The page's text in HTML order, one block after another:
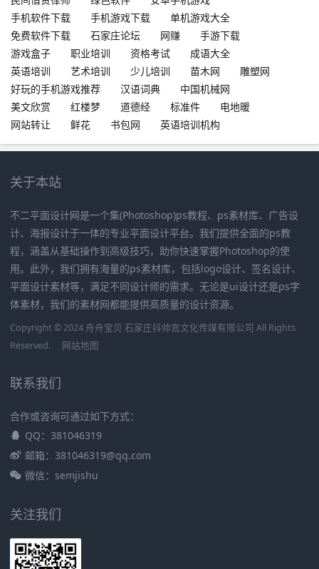
手机软件下载
手机游戏下载
单机游戏大全
免费软件下载
石家庄论坛 网赚
手游下载
游戏盒子
职业培训 资格考试
成语大全
英语培训
艺术培训 少儿培训 苗木网
雕塑网
好玩的手机游戏推荐
汉语词典
中国机械网
美文欣赏
红楼梦 道德经 标准件
电地暖
网站转让
鲜花 书包网 英语培训机构
关于本站
不二平面设计网是一个集(Photoshop)ps教程、ps素材库、广告设
计、海报设计于一体的专业平面设计平台。我们提供全面的ps教
程，涵盖从基础操作到高级技巧，助你快速掌握Photoshop的使
用。此外，我们拥有海量的ps素材库，包括logo设计、签名设计、
平面设计素材等，满足不同设计师的需求。无论是ui设计还是ps字
体素材，我们的素材网都能提供高质量的设计资源。
Copyright © 2024 舟舟宝贝 石家庄抖帅宫文化传媒有限公司 All Rights
Reserved.
网站地图
联系我们
合作或咨询可通过如下方式：
QQ：381046319
邮箱：381046319@qq.com
微信：semjishu
关注我们